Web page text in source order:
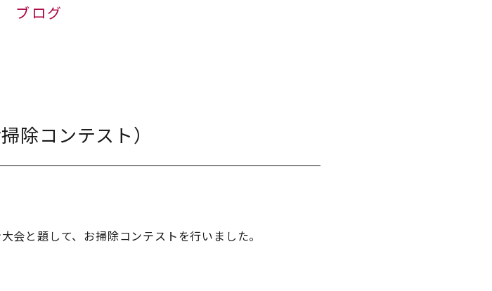
ブログ
除コンテスト）
会と題して、お掃除コンテストを行いました。